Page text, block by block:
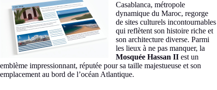
Casablanca, métropole
dynamique du Maroc, regorge
de sites culturels incontournables
qui reflètent son histoire riche et
son architecture diverse. Parmi
les lieux à ne pas manquer, la
Mosquée Hassan II est un
emblème impressionnant, réputée pour sa taille majestueuse et son
emplacement au bord de l’océan Atlantique.